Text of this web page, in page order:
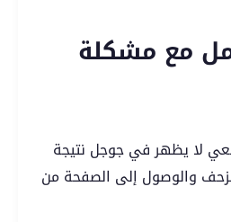
مع مشكلة
لا يظهر في جوجل نتيجة
والوصول إلى الصفحة من